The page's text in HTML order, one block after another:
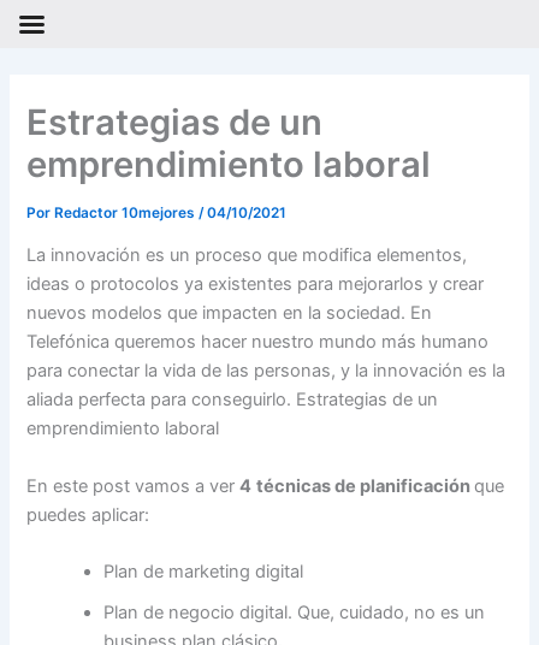
contenido
Estrategias de un
emprendimiento laboral
PorRedactor 10mejores /04/10/2021
La innovación es un proceso que modifica elementos,
ideas o protocolos ya existentes para mejorarlos y crear
nuevos modelos que impacten en la sociedad. En
Telefónica queremos hacer nuestro mundo más humano
para conectar la vida de las personas, y la innovación es la
aliada perfecta para conseguirlo. Estrategias de un
emprendimiento laboral
En este post vamos a ver4 técnicas de planificaciónque
puedes aplicar:
Plan de marketing digital
Plan de negocio digital. Que, cuidado, no es un